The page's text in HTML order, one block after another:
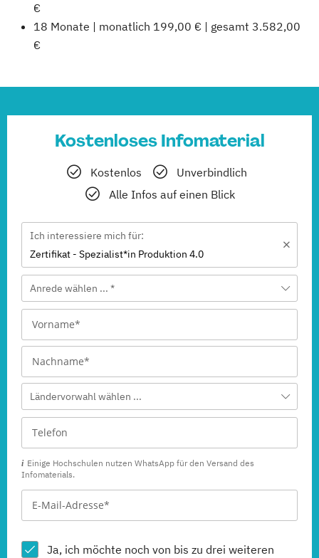
€
18 Monate | monatlich 199,00 € | gesamt 3.582,00
€
Kostenloses Infomaterial
Kostenlos
Unverbindlich
Alle Infos auf einen Blick
Ich interessiere mich für:
Zertifikat - Spezialist*in Produktion 4.0
Anrede wählen ... *
Ländervorwahl wählen ...
Einige Hochschulen nutzen WhatsApp für den Versand des
Infomaterials.
Ja, ich möchte noch von bis zu drei weiteren